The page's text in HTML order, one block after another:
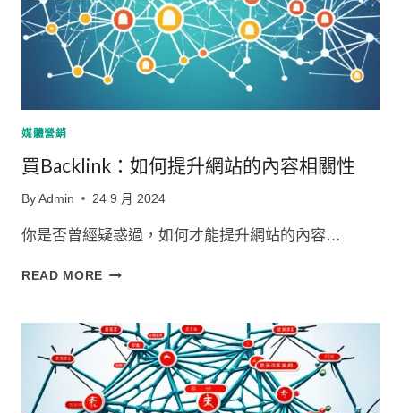
站
的
互
動
率
媒體營銷
買Backlink：如何提升網站的內容相關性
By Admin 24 9 月 2024
你是否曾經疑惑過，如何才能提升網站的內容…
READ MORE
何
提
升
網
站